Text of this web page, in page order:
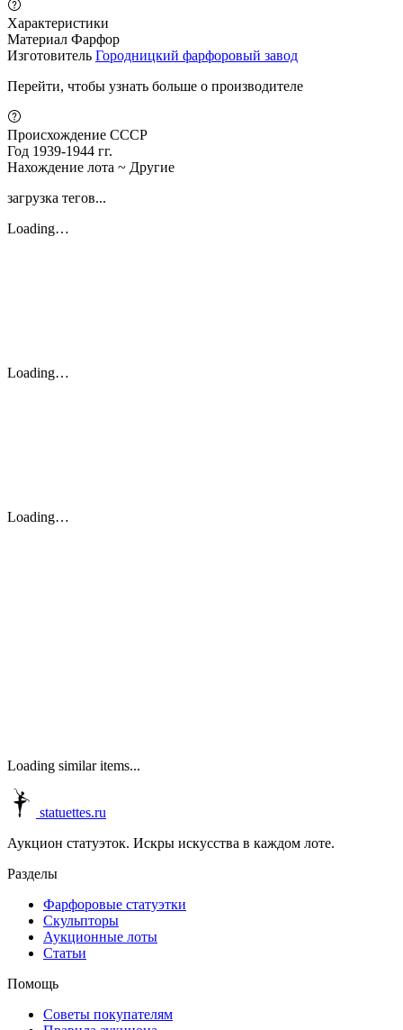
Характеристики
Материал Фарфор
Изготовитель Городницкий фарфоровый завод
Перейти, чтобы узнать больше о производителе
Происхождение СССР
Год 1939-1944 гг.
Нахождение лота ~ Другие
загрузка тегов...
Loading…
Loading…
Loading…
Loading similar items...
statuettes.ru
Аукцион статуэток. Искры искусства в каждом лоте.
Разделы
Фарфоровые статуэтки
Скульпторы
Аукционные лоты
Статьи
Помощь
Советы покупателям